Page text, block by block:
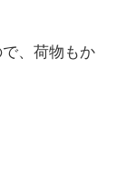
、荷物もか